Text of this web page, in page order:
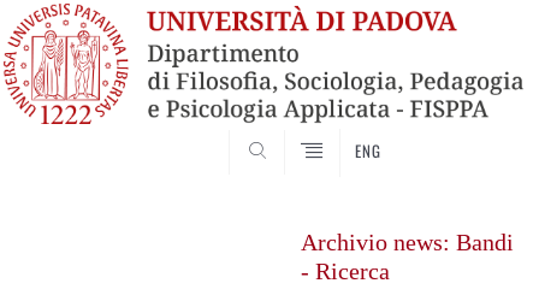
ENG
Archivio news: Bandi
- Ricerca